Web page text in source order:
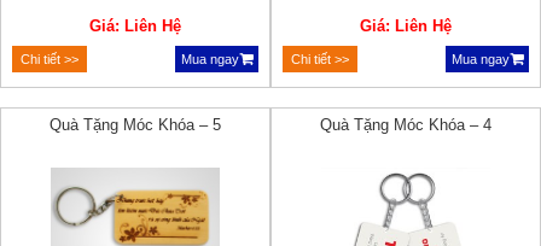
Giá: Liên Hệ
Chi tiết >> Mua ngay
Giá: Liên Hệ
Chi tiết >> Mua ngay
Quà Tặng Móc Khóa – 5 Quà Tặng Móc Khóa – 4